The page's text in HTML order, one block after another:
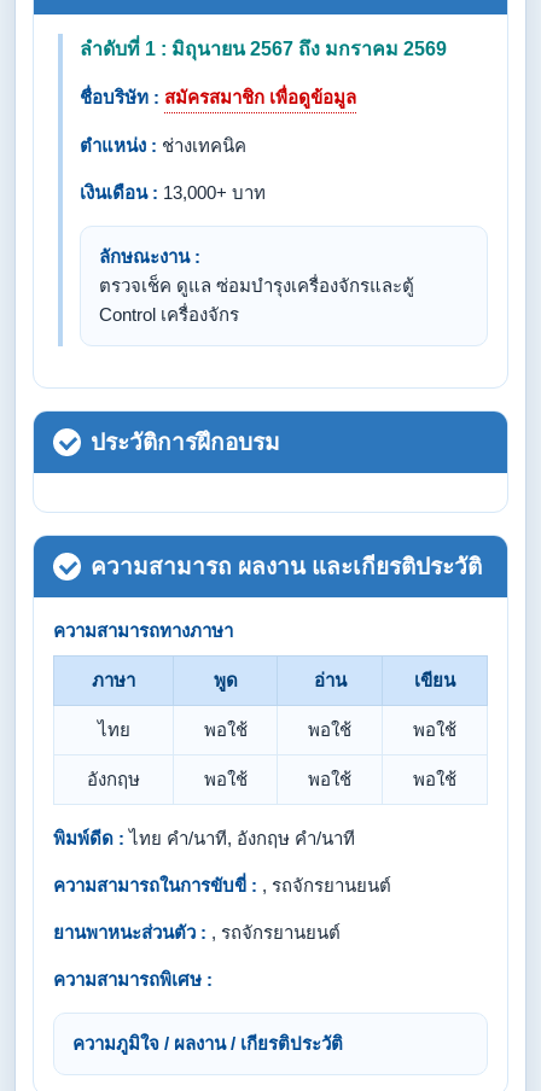
ลำดับที่ 1 : มิถุนายน 2567 ถึง มกราคม 2569
ชื่อบริษัท : สมัครสมาชิก เพื่อดูข้อมูล
ตำแหน่ง : ช่างเทคนิค
เงินเดือน : 13,000+ บาท
ลักษณะงาน :
ตรวจเช็ค ดูแล ซ่อมบำรุงเครื่องจักรและตู้
Control เครื่องจักร
ประวัติการฝึกอบรม
ความสามารถ ผลงาน และเกียรติประวัติ
ความสามารถทางภาษา
ภาษา พูด อ่าน เขียน
ไทย พอใช้ พอใช้ พอใช้
อังกฤษ พอใช้ พอใช้ พอใช้
พิมพ์ดีด : ไทย คำ/นาที, อังกฤษ คำ/นาที
ความสามารถในการขับขี่ : , รถจักรยานยนต์
ยานพาหนะส่วนตัว : , รถจักรยานยนต์
ความสามารถพิเศษ :
ความภูมิใจ / ผลงาน / เกียรติประวัติ